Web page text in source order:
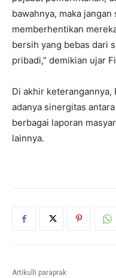
bawahnya, maka
memberhentikan
bersih yang bebas dari
pribadi,” demikian ujar
Di akhir
adanya sinergitas
berbagai laporan
lainnya.
Artikulli paraprak